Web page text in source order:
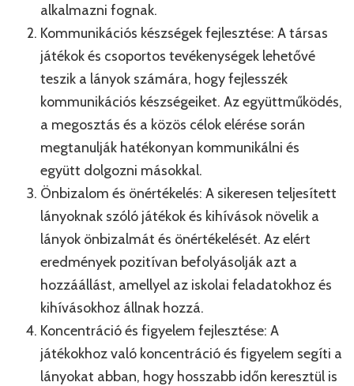
alkalmazni fognak.
Kommunikációs készségek fejlesztése: A társas
játékok és csoportos tevékenységek lehetővé
teszik a lányok számára, hogy fejlesszék
kommunikációs készségeiket. Az együttműködés,
a megosztás és a közös célok elérése során
megtanulják hatékonyan kommunikálni és
együtt dolgozni másokkal.
Önbizalom és önértékelés: A sikeresen teljesített
lányoknak szóló játékok és kihívások növelik a
lányok önbizalmát és önértékelését. Az elért
eredmények pozitívan befolyásolják azt a
hozzáállást, amellyel az iskolai feladatokhoz és
kihívásokhoz állnak hozzá.
Koncentráció és figyelem fejlesztése: A
játékokhoz való koncentráció és figyelem segíti a
lányokat abban, hogy hosszabb időn keresztül is